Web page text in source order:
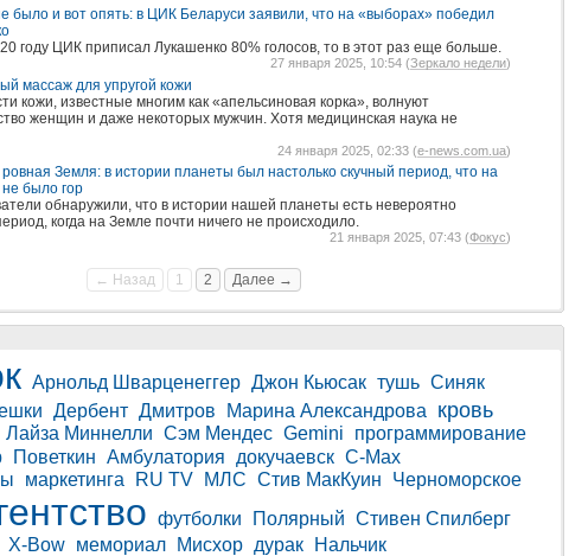
было и вот опять: в ЦИК Беларуси заявили, что на «выборах» победил
году ЦИК приписал Лукашенко 80% голосов, то в этот раз еще больше.
27 января 2025, 10:54 (Зеркало недели)
массаж для упругой кожи
кожи, известные многим как «апельсиновая корка», волнуют
женщин и даже некоторых мужчин. Хотя медицинская наука не
24 января 2025, 02:33 (e-news.com.ua)
Земля: в истории планеты был настолько скучный период, что на
было гор
обнаружили, что в истории нашей планеты есть невероятно
когда на Земле почти ничего не происходило.
21 января 2025, 07:43 (Фокус)
← Назад 1 2 Далее →
Арнольд Шварценеггер Джон Кьюсак тушь Синяк
Дербент Дмитров Марина Александрова кровь
Лайза Миннелли Сэм Мендес Gemini программирование
Поветкин Амбулатория докучаевск C-Max
маркетинга RU TV МЛС Стив МакКуин
Черноморское
футболки Полярный Стивен Спилберг
X-Bow мемориал Мисхор дурак Нальчик